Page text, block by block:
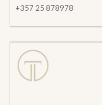
+357 25 878978